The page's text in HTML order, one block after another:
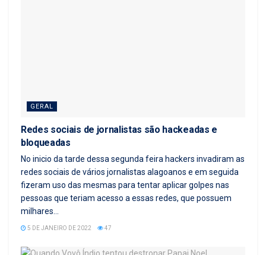
GERAL
Redes sociais de jornalistas são hackeadas e
bloqueadas
No inicio da tarde dessa segunda feira hackers invadiram as
redes sociais de vários jornalistas alagoanos e em seguida
fizeram uso das mesmas para tentar aplicar golpes nas
pessoas que teriam acesso a essas redes, que possuem
milhares...
5 DE JANEIRO DE 2022 47